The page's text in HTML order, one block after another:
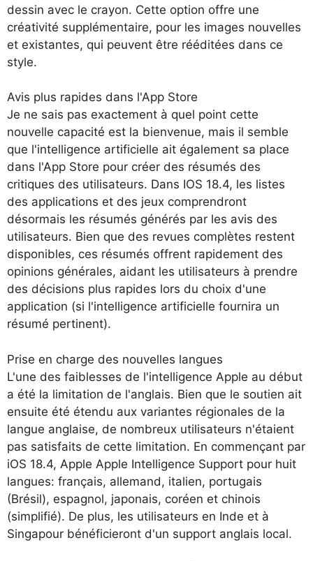
dessin avec le crayon. Cette option offre une
créativité supplémentaire, pour les images nouvelles
et existantes, qui peuvent être rééditées dans ce
style.
Avis plus rapides dans l'App Store
Je ne sais pas exactement à quel point cette
nouvelle capacité est la bienvenue, mais il semble
que l'intelligence artificielle ait également sa place
dans l'App Store pour créer des résumés des
critiques des utilisateurs. Dans IOS 18.4, les listes
des applications et des jeux comprendront
désormais les résumés générés par les avis des
utilisateurs. Bien que des revues complètes restent
disponibles, ces résumés offrent rapidement des
opinions générales, aidant les utilisateurs à prendre
des décisions plus rapides lors du choix d'une
application (si l'intelligence artificielle fournira un
résumé pertinent).
Prise en charge des nouvelles langues
L'une des faiblesses de l'intelligence Apple au début
a été la limitation de l'anglais. Bien que le soutien ait
ensuite été étendu aux variantes régionales de la
langue anglaise, de nombreux utilisateurs n'étaient
pas satisfaits de cette limitation. En commençant par
iOS 18.4, Apple Apple Intelligence Support pour huit
langues: français, allemand, italien, portugais
(Brésil), espagnol, japonais, coréen et chinois
(simplifié). De plus, les utilisateurs en Inde et à
Singapour bénéficieront d'un support anglais local.